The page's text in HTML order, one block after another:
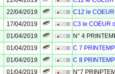
22/04/2019
C12 le
17/04/2019
C3 le COEUR
01/04/2019
N° 4
01/04/2019
C 7
01/04/2019
C 8
01/04/2019
N°7